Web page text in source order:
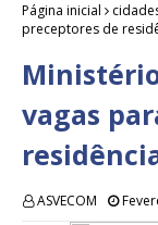
Página inicial
preceptores de
vagas
ASVECOM